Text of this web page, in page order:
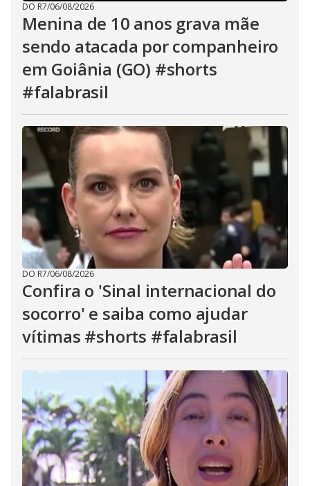
DO R7/06/08/2026
Menina de 10 anos grava mãe
sendo atacada por companheiro
em Goiânia (GO) #shorts
#falabrasil
DO R7/06/08/2026
Confira o 'Sinal internacional do
socorro' e saiba como ajudar
vítimas #shorts #falabrasil